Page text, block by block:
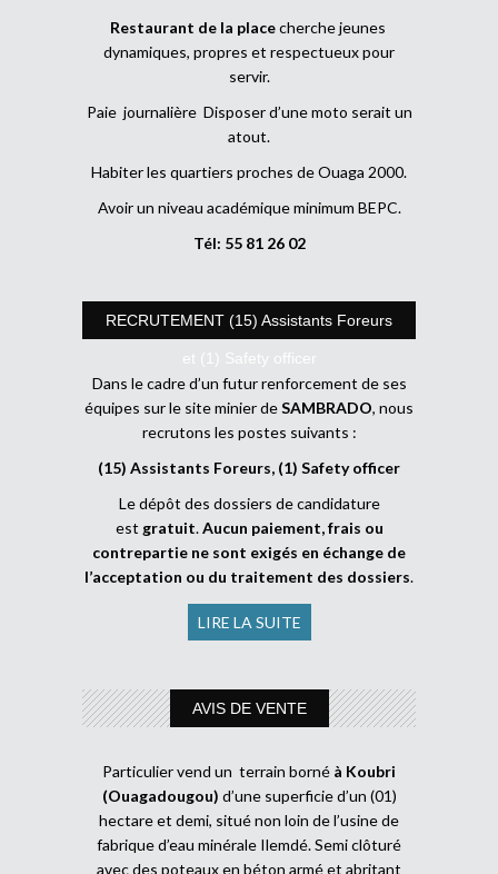
Restaurant de la placecherche jeunes
dynamiques, propres et respectueux pour
servir.
Paie journalière Disposer d’une moto serait un
atout.
Habiter les quartiers proches de Ouaga 2000.
Avoir un niveau académique minimum BEPC.
Tél: 55 81 26 02
RECRUTEMENT (15) Assistants Foreurs
et (1) Safety officer
Dans le cadre d’un futur renforcement de ses
équipes sur le site minier deSAMBRADO, nous
recrutons les postes suivants :
(15) Assistants Foreurs, (1) Safety officer
Le dépôt des dossiers de candidature
est gratuit.Aucun paiement, frais ou
contrepartie ne sont exigés en échange de
l’acceptation ou du traitement des dossiers.
LIRE LA SUITE
AVIS DE VENTE
Particulier vend un terrain borné à Koubri
(Ouagadougou) d’une superficie d’un (01)
hectare et demi, situé non loin de l’usine de
fabrique d’eau minérale Ilemdé. Semi clôturé
avec des poteaux en béton armé et abritant